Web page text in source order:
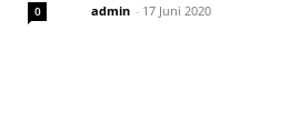
0 admin - 17 Juni 2020